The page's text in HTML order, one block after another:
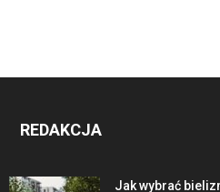
REDAKCJA
Jak wybrać